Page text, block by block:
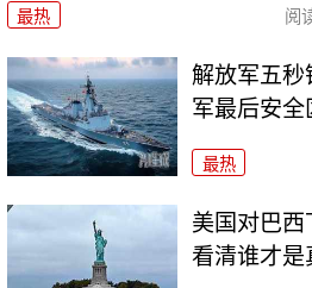
最热 阅
解放军五秒
军最后安全
最热
美国对巴
看清谁才是